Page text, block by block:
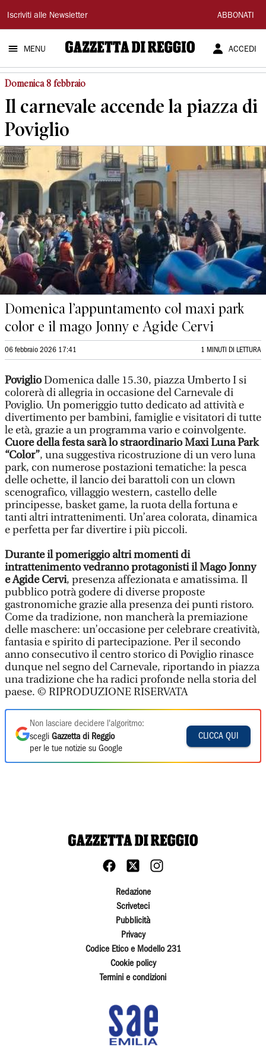
Gazzetta
di
Reggio
Iscriviti alle Newsletter ABBONATI
MENU ACCEDI
Domenica 8 febbraio
Il carnevale accende la piazza di
Poviglio
Domenica l’appuntamento col maxi park
color e il mago Jonny e Agide Cervi
06 febbraio 2026 17:41 1 MINUTI DI LETTURA
PoviglioDomenica dalle 15.30, piazza Umberto I si
colorerà di allegria in occasione del Carnevale di
Poviglio. Un pomeriggio tutto dedicato ad attività e
divertimento per bambini, famiglie e visitatori di tutte
le età, grazie a un programma vario e coinvolgente.
Cuore della festa sarà lo straordinario Maxi Luna Park
“Color”, una suggestiva ricostruzione di un vero luna
park, con numerose postazioni tematiche: la pesca
delle ochette, il lancio dei barattoli con un clown
scenografico, villaggio western, castello delle
principesse, basket game, la ruota della fortuna e
tanti altri intrattenimenti. Un’area colorata, dinamica
e perfetta per far divertire i più piccoli.
Durante il pomeriggio altri momenti di
intrattenimento vedranno protagonisti il Mago Jonny
e Agide Cervi, presenza affezionata e amatissima. Il
pubblico potrà godere di diverse proposte
gastronomiche grazie alla presenza dei punti ristoro.
Come da tradizione, non mancherà la premiazione
delle maschere: un’occasione per celebrare creatività,
fantasia e spirito di partecipazione. Per il secondo
anno consecutivo il centro storico di Poviglio rinasce
dunque nel segno del Carnevale, riportando in piazza
una tradizione che ha radici profonde nella storia del
paese. © RIPRODUZIONE RISERVATA
Non lasciare decidere l'algoritmo:
scegli Gazzetta di Reggio
per le tue notizie su Google
CLICCA QUI
Redazione
Scriveteci
Pubblicità
Privacy
Codice Etico e Modello 231
Cookie policy
Termini e condizioni